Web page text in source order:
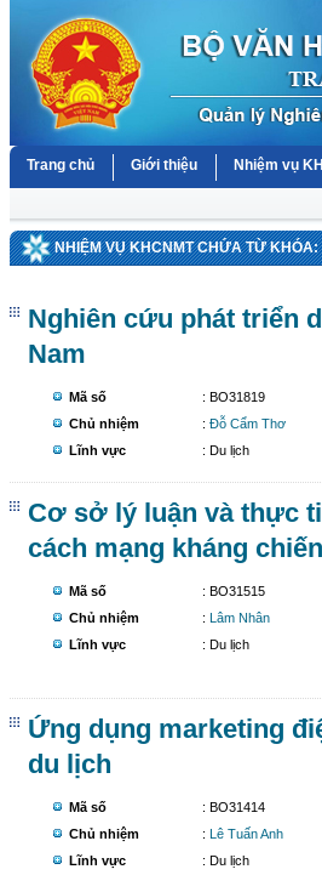
Trang chủ Giới thiệu Nhiệm vụ
NHIỆM VỤ KHCNMT CHỨA TỪ KHÓA:
Nghiên cứu phát triển
Nam
Mã số
: BO31819
Chủ nhiệm
:Đỗ Cẩm Thơ
Lĩnh vực
: Du lịch
Cơ sở lý luận và thực
cách mạng kháng
Mã số
: BO31515
Chủ nhiệm
:
Lâm Nhân
Lĩnh vực
: Du lịch
Ứng dụng marketing
du lịch
Mã số
: BO31414
Chủ nhiệm
:
Lê Tuấn Anh
Lĩnh vực
: Du lịch